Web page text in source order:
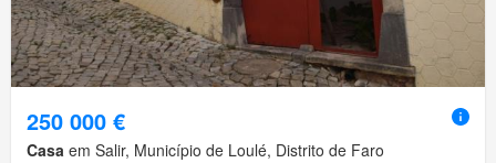
250 000 €
Casa em Salir, Município de Loulé, Distrito de Faro